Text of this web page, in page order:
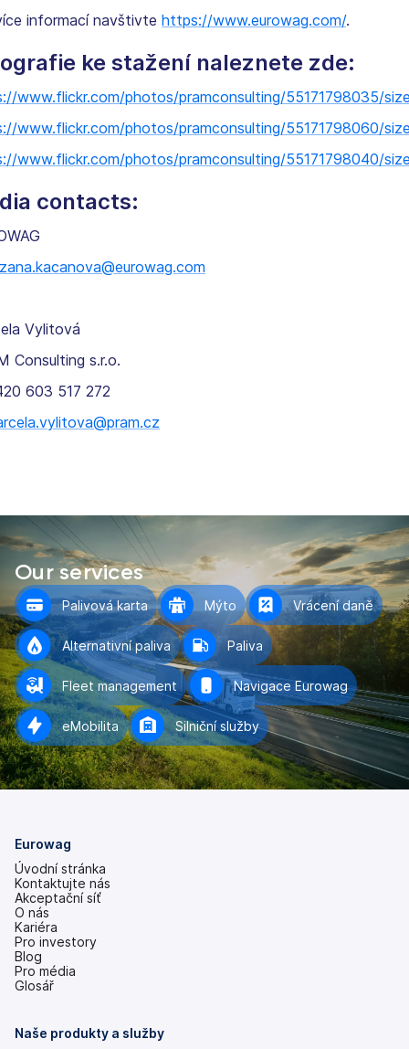
informací navštivte https://www.eurowag.com/.
ke stažení naleznete zde:
www.flickr.com/photos/pramconsulting/55171798035/
www.flickr.com/photos/pramconsulting/55171798060/
www.flickr.com/photos/pramconsulting/55171798040/
contacts:
Vylitová
Consulting s.r.o.
603 517 272
Our services
Palivová karta Mýto Vrácení daně
Alternativní paliva Paliva
Fleet management Navigace Eurowag
eMobilita Silniční služby
Eurowag
Úvodní stránka
Kontaktujte nás
Akceptační síť
O nás
Kariéra
Pro investory
(se
v
nových
Blog
Pro média
Glosář
Naše produkty a služby